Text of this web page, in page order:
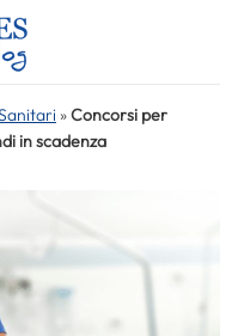
»Concorsi per
in scadenza